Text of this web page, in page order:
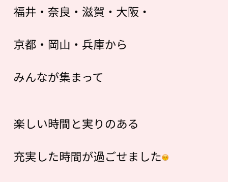
福井・奈良・滋賀・大阪・
京都・岡山・兵庫から
みんなが集まって
楽しい時間と実りのある
充実した時間が過ごせました